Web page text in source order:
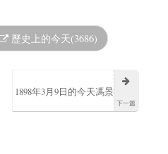
歷史上的今天(3686)
下一篇
1898年3月9日的今天馮景